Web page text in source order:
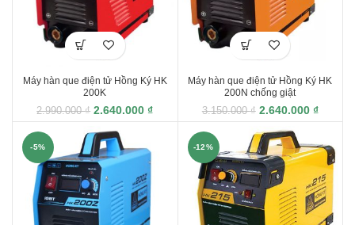
Máy hàn que điện tử Hồng Ký HK
200K
2.990.000₫ 2.640.000 ₫
Máy hàn que điện tử Hồng Ký HK
200N chống giật
3.150.000₫ 2.640.000 ₫
-5% -12%